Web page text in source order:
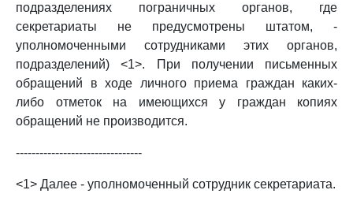
подразделениях пограничных органов, где
секретариаты не предусмотрены штатом, -
уполномоченными сотрудниками этих органов,
подразделений) <1>. При получении письменных
обращений в ходе личного приема граждан каких-
либо отметок на имеющихся у граждан копиях
обращений не производится.
--------------------------------
<1> Далее - уполномоченный сотрудник секретариата.